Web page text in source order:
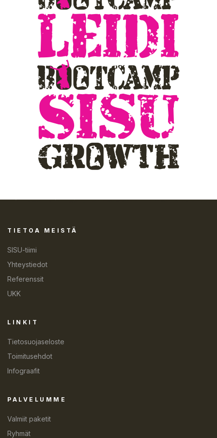
TIETOA MEISTÄ
SISU-tiimi
Yhteystiedot
Referenssit
UKK
PALVELUMME
Valmiit paketit
Ryhmät
LINKIT
Tietosuojaseloste
Toimitusehdot
Infograafit